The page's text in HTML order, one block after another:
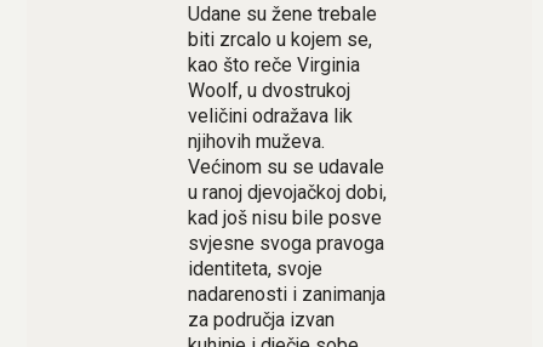
Udane su žene trebale
biti zrcalo u kojem se,
kao što reče Virginia
Woolf, u dvostrukoj
veličini odražava lik
njihovih muževa.
Većinom su se udavale
u ranoj djevojačkoj dobi,
kad još nisu bile posve
svjesne svoga pravoga
identiteta, svoje
nadarenosti i zanimanja
za područja izvan